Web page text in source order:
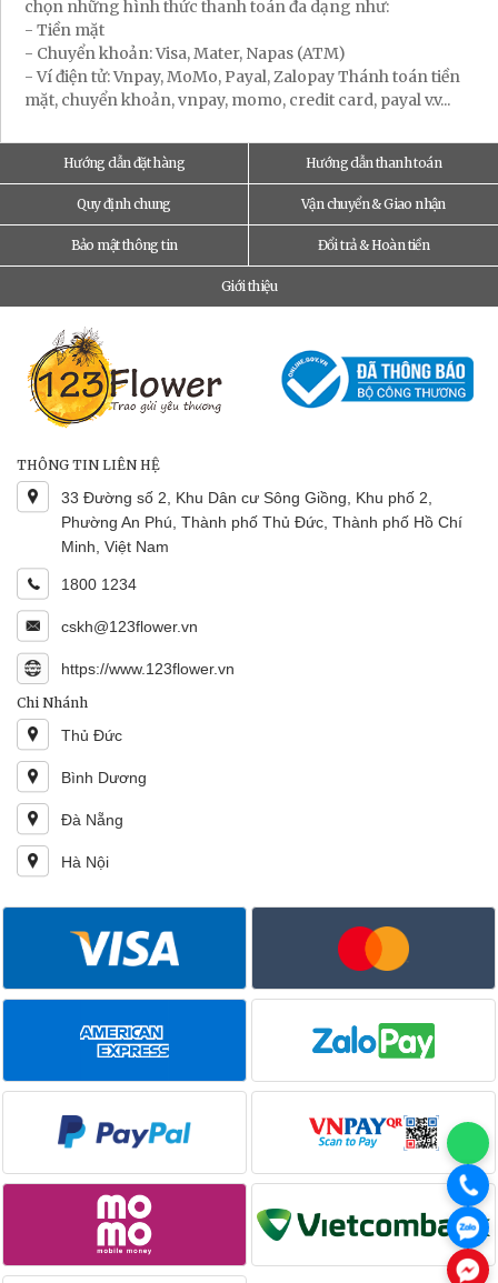
chọn những hình thức thanh toán đa dạng như:
- Tiền mặt
- Chuyển khoản: Visa, Mater, Napas (ATM)
- Ví điện tử: Vnpay, MoMo, Payal, Zalopay Thánh toán tiền
mặt, chuyển khoản, vnpay, momo, credit card, payal v.v...
Hướng dẫn đặt hàng Hướng dẫn thanh toán
Quy định chung Vận chuyển & Giao nhận
Bảo mật thông tin Đổi trả & Hoàn tiền
Giới thiệu
THÔNG TIN LIÊN HỆ
33 Đường số 2, Khu Dân cư Sông Giồng, Khu phố 2,
Phường An Phú, Thành phố Thủ Đức, Thành phố Hồ Chí
Minh, Việt Nam
1800 1234
cskh@123flower.vn
https://www.123flower.vn
Chi Nhánh
Thủ Đức
Bình Dương
Đà Nẵng
Hà Nội